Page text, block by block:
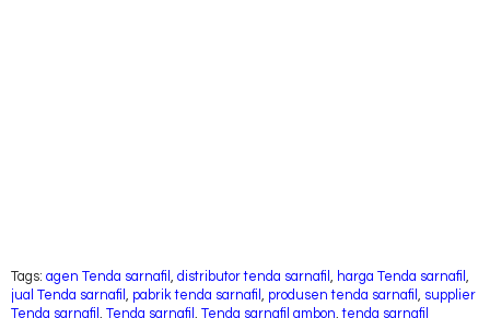
Tags: agen Tenda sarnafil , distributor tenda sarnafil , harga Tenda sarnafil ,
jual Tenda sarnafil , pabrik tenda sarnafil , produsen tenda sarnafil , supplier
Tenda sarnafil , Tenda sarnafil , Tenda sarnafil ambon,tenda sarnafil